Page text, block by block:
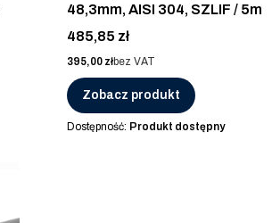
48,3mm, AISI 304, SZLIF / 5m
Cena
485,85 zł
Cena
395,00 złbez VAT
Zobacz produkt
Dostępność: Produkt dostępny